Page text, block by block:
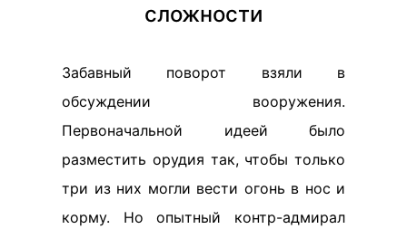
сложности
Забавный поворот взяли в
обсуждении вооружения.
Первоначальной идеей было
разместить орудия так, чтобы только
три из них могли вести огонь в нос и
корму. Но опытный контр-адмирал